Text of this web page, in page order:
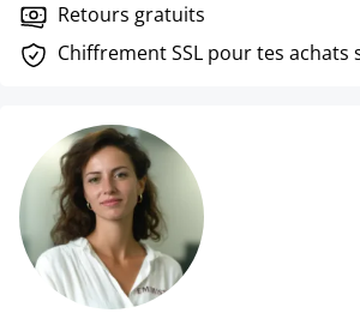
Retours gratuits
Chiffrement SSL pour tes achats